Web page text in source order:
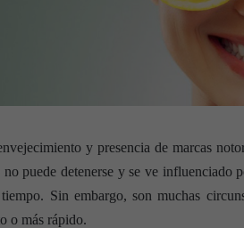
y presencia de marcas
no puede detenerse y se ve influenciado
Sin embargo, son muchas
o más rápido.